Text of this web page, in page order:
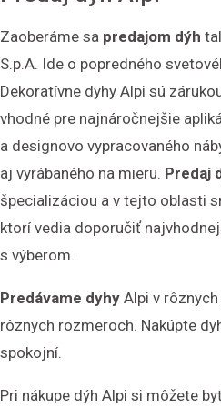
Zaoberáme sa predajom dýh
S.p.A. Ide o popredného
Dekoratívne dyhy Alpi sú
vhodné pre najnáročnejšie
a designovo vypracovaného
aj vyrábaného na mieru. Predaj
špecializáciou a v tejto oblasti
ktorí vedia doporučiť
s výberom.
Predávame dyhy Alpi v
rôznych rozmeroch. Nakúpte
spokojní.
Pri nákupe dýh Alpi si môžete